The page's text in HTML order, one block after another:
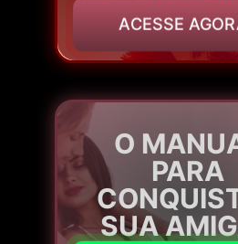
ACESSE
O
PARA
SUA